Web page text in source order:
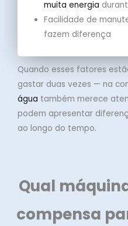
muita energia
Facilidade de
fazem diferença
Quando esses fatores
gastar duas vezes — na
água também merece
podem apresentar
ao longo do tempo.
Qual
compensa